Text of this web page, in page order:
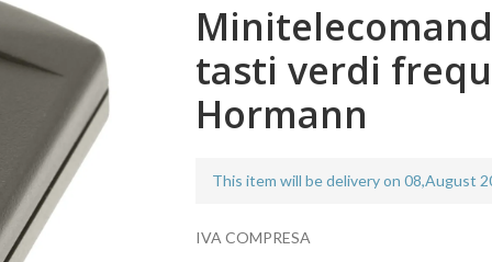
tasti verdi
Hormann
This item will be delivery on 08,August
IVA COMPRESA